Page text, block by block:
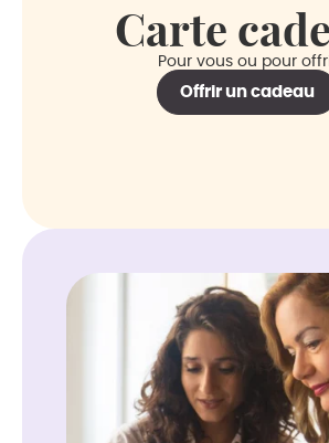
Carte
Pour vous ou pour
Offrir un cadeau